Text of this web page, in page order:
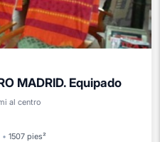
MADRID. Equipado
al centro
1507 pies²
Balcón/Terraza